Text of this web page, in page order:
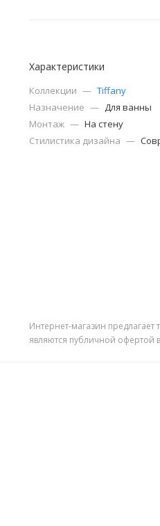
Характеристики
Коллекции — Tiffany
Назначение — Для ванны
Монтаж — На стену
Стилистика дизайна —
Интернет-магазин
являются публичной офертой